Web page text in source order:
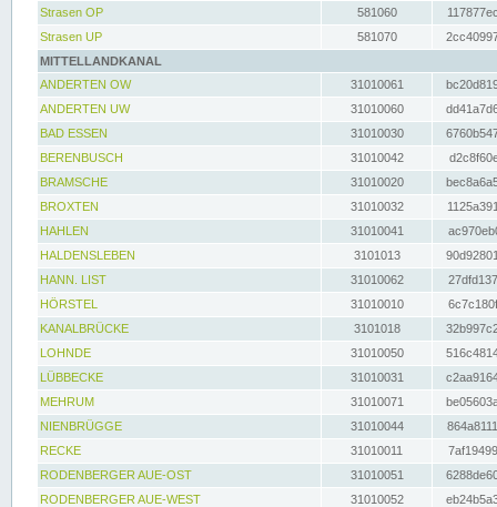
Strasen OP
581060
Strasen UP
581070
MITTELLANDKANAL
ANDERTEN OW
31010061
ANDERTEN UW
31010060
BAD ESSEN
31010030
BERENBUSCH
31010042
BRAMSCHE
31010020
BROXTEN
31010032
HAHLEN
31010041
HALDENSLEBEN
3101013
HANN. LIST
31010062
HÖRSTEL
31010010
KANALBRÜCKE
3101018
LOHNDE
31010050
LÜBBECKE
31010031
MEHRUM
31010071
NIENBRÜGGE
31010044
RECKE
31010011
RODENBERGER AUE-OST
31010051
RODENBERGER AUE-WEST
31010052